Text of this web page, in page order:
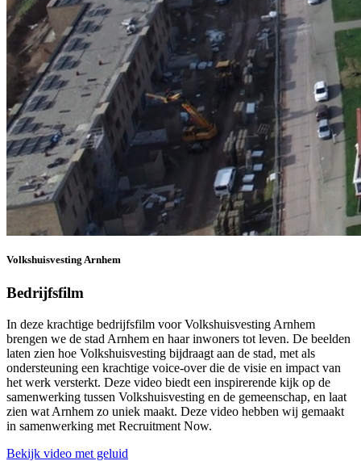
Volkshuisvesting Arnhem
Bedrijfsfilm
In deze krachtige bedrijfsfilm voor Volkshuisvesting Arnhem
brengen we de stad Arnhem en haar inwoners tot leven. De beelden
laten zien hoe Volkshuisvesting bijdraagt aan de stad, met als
ondersteuning een krachtige voice-over die de visie en impact van
het werk versterkt. Deze video biedt een inspirerende kijk op de
samenwerking tussen Volkshuisvesting en de gemeenschap, en laat
zien wat Arnhem zo uniek maakt. Deze video hebben wij gemaakt
in samenwerking met Recruitment Now.
Bekijk video met geluid